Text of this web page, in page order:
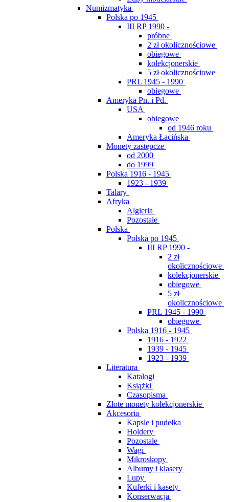
Numizmatyka
Polska po 1945
III RP 1990 -
próbne
2 zł okolicznościowe
obiegowe
kolekcjonerskie
5 zł okolicznościowe
PRL 1945 - 1990
obiegowe
Ameryka Pn. i Pd.
USA
obiegowe
od 1946 roku
Ameryka Łacińska
Monety zastępcze
od 2000
do 1999
Polska 1916 - 1945
1923 - 1939
Talary
Afryka
Algieria
Pozostałe
Polska
Polska po 1945
III RP 1990 -
2 zł
okolicznościowe
kolekcjonerskie
obiegowe
5 zł
okolicznościowe
PRL 1945 - 1990
obiegowe
Polska 1916 - 1945
1916 - 1922
1939 - 1945
1923 - 1939
Literatura
Katalogi
Książki
Czasopisma
Złote monety kolekcjonerskie
Akcesoria
Kapsle i pudełka
Holdery
Pozostałe
Wagi
Mikroskopy
Albumy i klasery
Lupy
Kuferki i kasety
Konserwacja